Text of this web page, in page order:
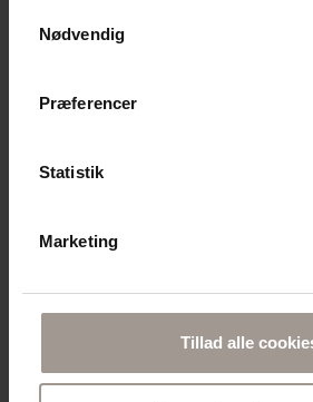
Nødvendig
Præferencer
Statistik
Marketing
Tillad alle
99,95DKK
Læg i kurv